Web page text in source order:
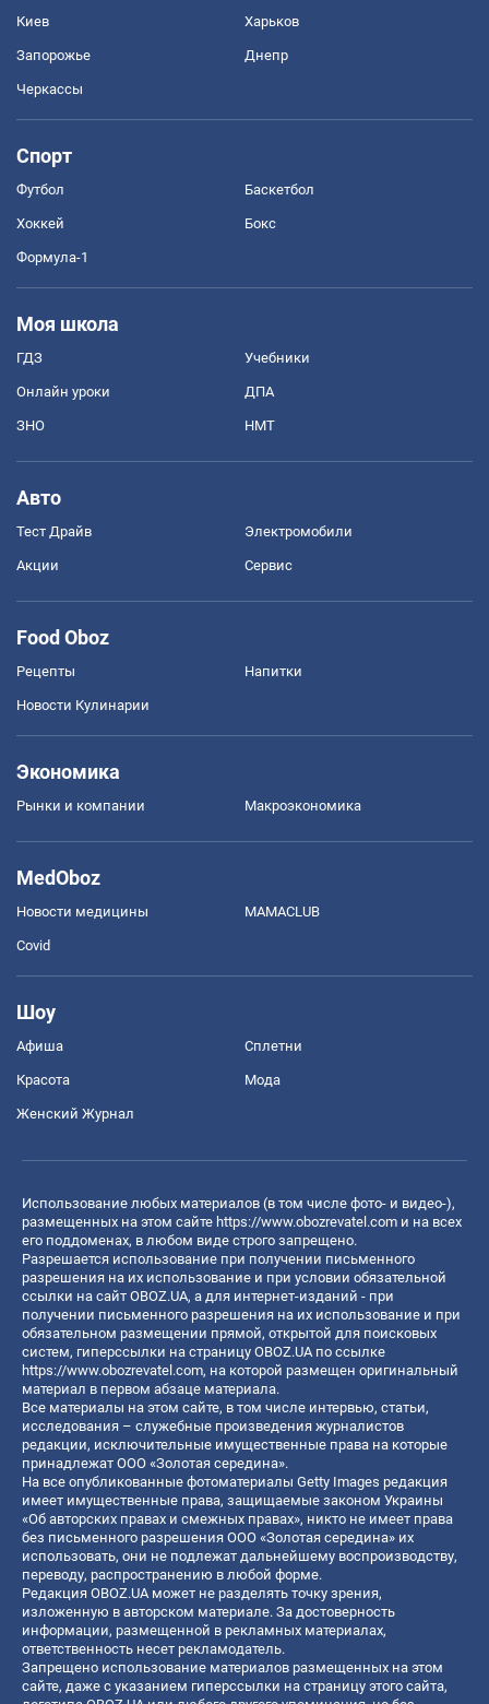
Киев Харьков
Запорожье Днепр
Черкассы
Спорт
Футбол Баскетбол
Хоккей Бокс
Формула-1
Моя школа
ГДЗ Учебники
Онлайн уроки ДПА
ЗНО НМТ
Авто
Тест Драйв Электромобили
Акции Сервис
Food Oboz
Рецепты Напитки
Новости Кулинарии
Экономика
Рынки и компании Mакроэкономика
MedOboz
Новости медицины MAMACLUB
Covid
Шоу
Афиша Сплетни
Красота Мода
Женский Журнал
Использование любых материалов (в том числе фото- и видео-),
размещенных на этом сайте https://www.obozrevatel.com и на всех
его поддоменах, в любом виде строго запрещено.
Разрешается использование при получении письменного
разрешения на их использование и при условии обязательной
ссылки на сайт OBOZ.UA, а для интернет-изданий - при
получении письменного разрешения на их использование и при
обязательном размещении прямой, открытой для поисковых
систем, гиперссылки на страницу OBOZ.UA по ссылке
https://www.obozrevatel.com, на которой размещен оригинальный
материал в первом абзаце материала.
Все материалы на этом сайте, в том числе интервью, статьи,
исследования – служебные произведения журналистов
редакции, исключительные имущественные права на которые
принадлежат ООО «Золотая середина».
На все опубликованные фотоматериалы Getty Images редакция
имеет имущественные права, защищаемые законом Украины
«Об авторских правах и смежных правах», никто не имеет права
без письменного разрешения ООО «Золотая середина» их
использовать, они не подлежат дальнейшему воспроизводству,
переводу, распространению в любой форме.
Редакция OBOZ.UA может не разделять точку зрения,
изложенную в авторском материале. За достоверность
информации, размещенной в рекламных материалах,
ответственность несет рекламодатель.
Запрещено использование материалов размещенных на этом
сайте, даже с указанием гиперссылки на страницу этого сайта,